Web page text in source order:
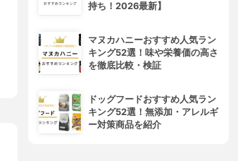
持ち！2026最新】
マヌカハニーおすすめ人気ラン
キング52選！味や栄養価の高さ
を徹底比較・検証
ドッグフードおすすめ人気ラン
キング52選！無添加・アレルギ
ー対策商品を紹介